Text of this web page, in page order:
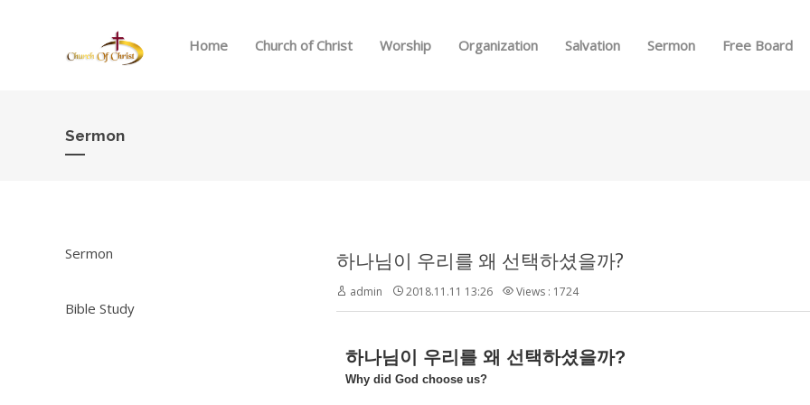
Home Church of Christ Worship Organization Salvation Sermon Free Board
Sermon
Sermon
Bible Study
하나님이 우리를 왜 선택하셨을까?
admin 2018.11.11 13:26 Views : 1724
하나님이 우리를 왜 선택하셨을까?
Why did God choose us?